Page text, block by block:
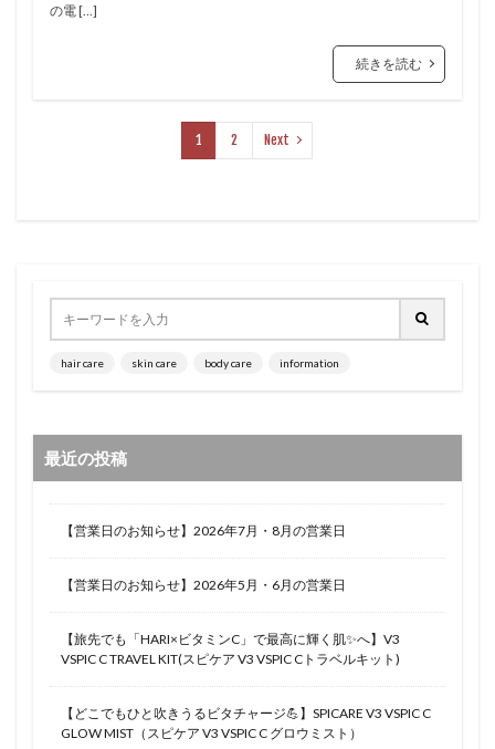
の電 […]
続きを読む
1 2 Next
hair care skin care body care information
最近の投稿
【営業日のお知らせ】2026年7月・8月の営業日
【営業日のお知らせ】2026年5月・6月の営業日
【旅先でも「HARI×ビタミンC」で最高に輝く肌✨へ】V3
VSPIC C TRAVEL KIT(スピケア V3 VSPIC Cトラベルキット)
【どこでもひと吹きうるビタチャージ💪】SPICARE V3 VSPIC C
GLOW MIST（スピケア V3 VSPIC C グロウミスト）